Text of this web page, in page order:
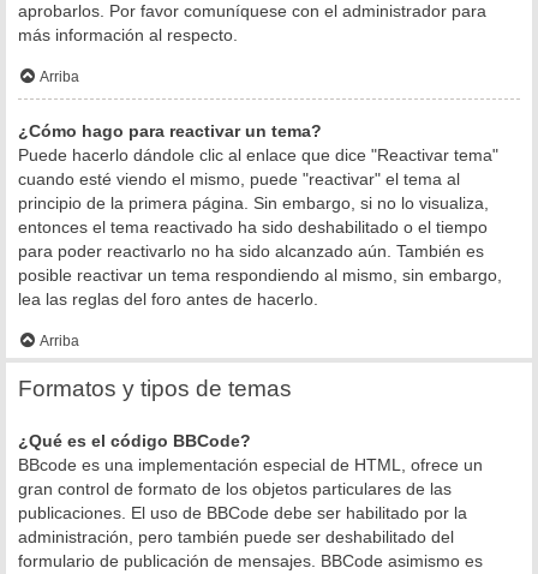
aprobarlos. Por favor comuníquese con el administrador para
más información al respecto.
Arriba
¿Cómo hago para reactivar un tema?
Puede hacerlo dándole clic al enlace que dice "Reactivar tema"
cuando esté viendo el mismo, puede "reactivar" el tema al
principio de la primera página. Sin embargo, si no lo visualiza,
entonces el tema reactivado ha sido deshabilitado o el tiempo
para poder reactivarlo no ha sido alcanzado aún. También es
posible reactivar un tema respondiendo al mismo, sin embargo,
lea las reglas del foro antes de hacerlo.
Arriba
Formatos y tipos de temas
¿Qué es el código BBCode?
BBcode es una implementación especial de HTML, ofrece un
gran control de formato de los objetos particulares de las
publicaciones. El uso de BBCode debe ser habilitado por la
administración, pero también puede ser deshabilitado del
formulario de publicación de mensajes. BBCode asimismo es